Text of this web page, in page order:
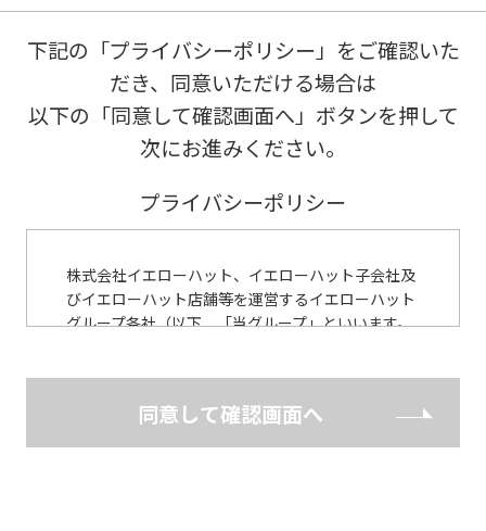
下記の「プライバシーポリシー」をご確認いた
だき、同意いただける場合は
以下の「同意して確認画面へ」ボタンを押して
次にお進みください。
プライバシーポリシー
株式会社イエローハット、イエローハット子会社及
びイエローハット店舗等を運営するイエローハット
グループ各社（以下、「当グループ」といいます。
べく、また、お客様に安心してご利用いただくた
同意して確認画面へ